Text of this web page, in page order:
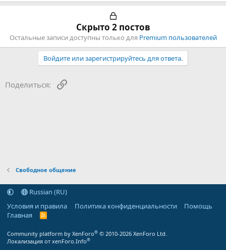
Скрыто 2 постов
Остальные записи доступны только для Premium пользователей
Войдите или зарегистрируйтесь для ответа.
Поделиться: Ссылка
Свободное общение
Russian (RU)
Условия и правила
Политика конфиденциальности
Помощь
Главная
R
Community platform by XenForo® © 2010-2026 XenForo Ltd.
Локализация от xenForo.Info®